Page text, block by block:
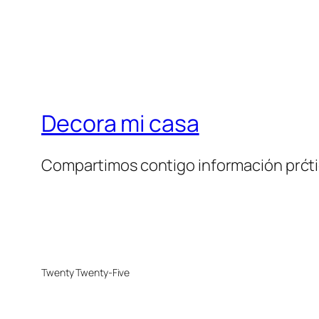
Decora mi casa
Compartimos contigo información
Twenty Twenty-Five